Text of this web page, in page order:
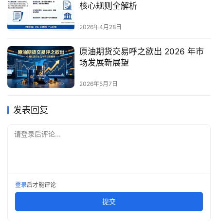
核心规则全解析
2026年4月28日
原油期货交易呼之欲出 2026 年市
场发展新展望
2026年5月7日
发表回复
请登录后评论...
登录后才能评论
提交